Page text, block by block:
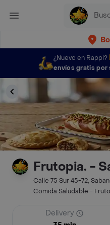
¿Nuevo en Rappi?
envíos gratis por
Frutopia. -
Calle 75 Sur 45-72,
Comida Saludable -
Delivery